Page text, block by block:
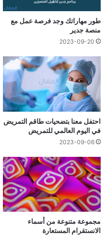
طور مهاراتك وجد فرصة عمل مع
منصة جدير
2023-09-20
احتفل معنا بتضحيات طاقم التمريض
في اليوم العالمي للتمريض
2023-09-06
مجموعة متنوعة من أسماء
الانستقرام المستعارة